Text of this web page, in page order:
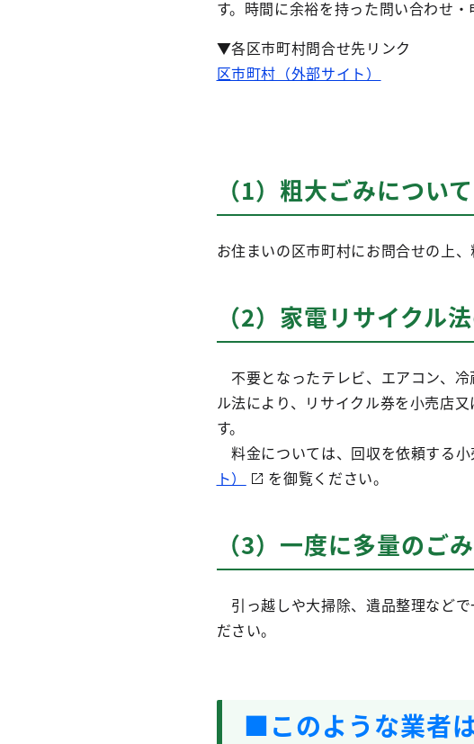
す。時間に余裕を持った問い合わせ・
▼各区市町村問合せ先リンク
区市町村（外部サイト）
（1）粗大ごみについて
お住まいの区市町村にお問合せの上
（2）家電リサイクル
不要となったテレビ、エアコン、
ル法により、リサイクル券を小売店
す。
料金については、回収を依頼する小
ト）
を御覧ください。
（3）一度に多量のご
引っ越しや大掃除、遺品整理など
ださい。
■このような業者